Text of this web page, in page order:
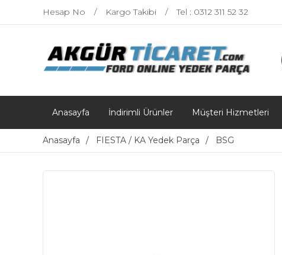
Hesap No Kargo Takibi Tel : 0312 311 52 32
Anasayfa İndirimli Ürünler Müşteri Hizmetleri
Anasayfa FIESTA / KA Yedek Parça BSG